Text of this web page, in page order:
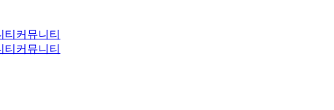
티 커뮤니티
티 커뮤니티